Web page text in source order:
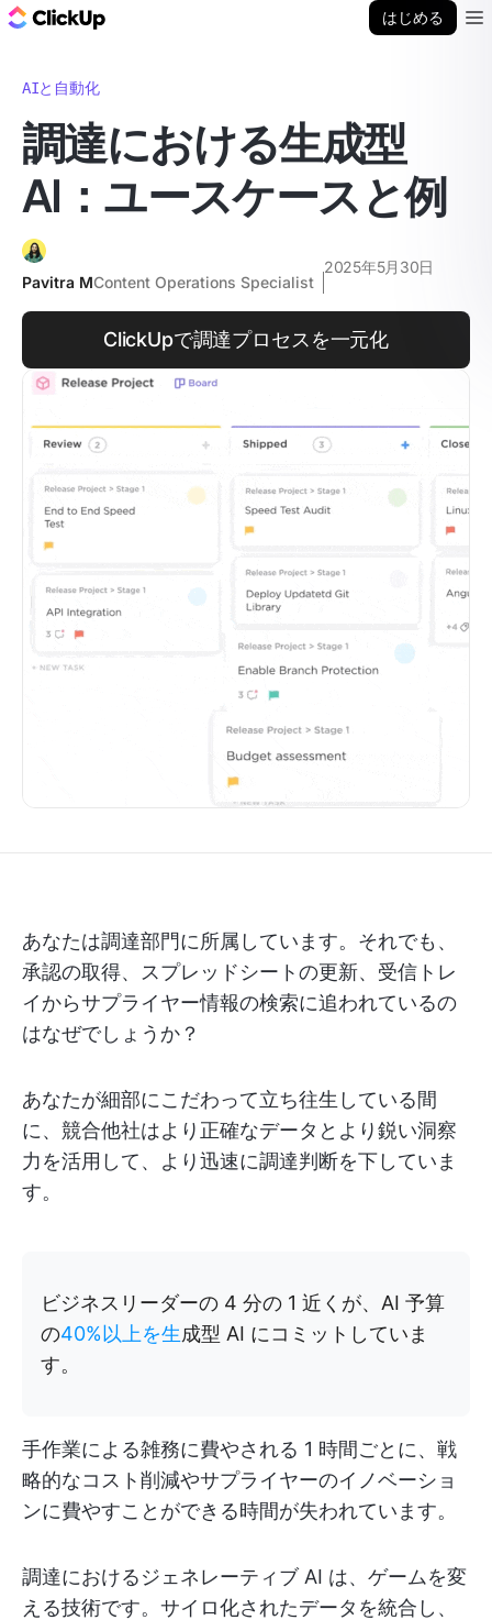
はじめる
AIと自動化
調達における生成型
AI：ユースケースと例
Pavitra MContent Operations Specialist
2025年5月30日
ClickUpで調達プロセスを一元化
あなたは調達部門に所属しています。それでも、
承認の取得、スプレッドシートの更新、受信トレ
イからサプライヤー情報の検索に追われているの
はなぜでしょうか？
あなたが細部にこだわって立ち往生している間
に、競合他社はより正確なデータとより鋭い洞察
力を活用して、より迅速に調達判断を下していま
す。
ビジネスリーダーの 4 分の 1 近くが、AI 予算
の40%以上を生成型 AI にコミットしていま
す。
手作業による雑務に費やされる 1 時間ごとに、戦
略的なコスト削減やサプライヤーのイノベーショ
ンに費やすことができる時間が失われています。
調達におけるジェネレーティブ AI は、ゲームを変
える技術です。サイロ化されたデータを統合し、